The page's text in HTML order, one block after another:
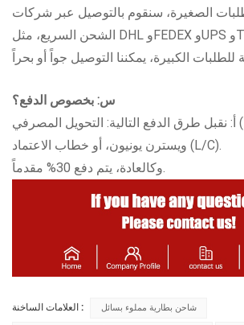
الصغيرة، سنقوم بالتوصيل عبر شركات
س: بخصوص الدفع؟
أ: نقبل طرق الدفع التالية: التحويل المصرفي (T/T)، باي بال،
ويسترن يونيون، أو خطاب الاعتماد (L/C).
وكالعادة، يتم دفع 30% مقدماً.
العلامات الساخنة : شاحن بطارية مملوء بسائل